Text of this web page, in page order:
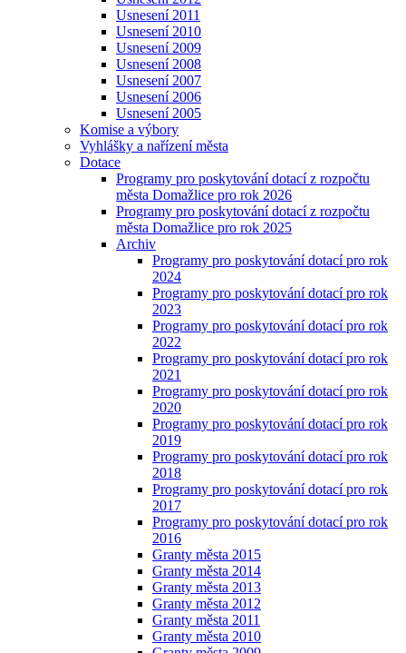
Usnesení 2011
Usnesení 2010
Usnesení 2009
Usnesení 2008
Usnesení 2007
Usnesení 2006
Usnesení 2005
Komise a výbory
Vyhlášky a nařízení města
Dotace
Programy pro poskytování dotací z rozpočtu
města Domažlice pro rok 2026
Programy pro poskytování dotací z rozpočtu
města Domažlice pro rok 2025
Archiv
Programy pro poskytování dotací pro rok
2024
Programy pro poskytování dotací pro rok
2023
Programy pro poskytování dotací pro rok
2022
Programy pro poskytování dotací pro rok
2021
Programy pro poskytování dotací pro rok
2020
Programy pro poskytování dotací pro rok
2019
Programy pro poskytování dotací pro rok
2018
Programy pro poskytování dotací pro rok
2017
Programy pro poskytování dotací pro rok
2016
Granty města 2015
Granty města 2014
Granty města 2013
Granty města 2012
Granty města 2011
Granty města 2010